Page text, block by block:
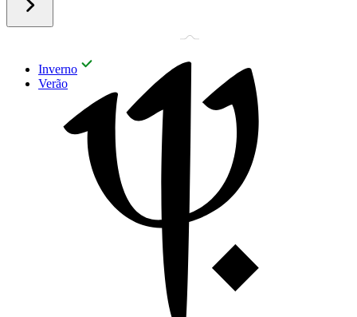
Inverno
Verão